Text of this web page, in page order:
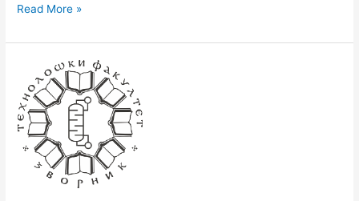
Read More »
Aparatura
za
određivanje
gubitaka
cjevnoj
infrastrukturi